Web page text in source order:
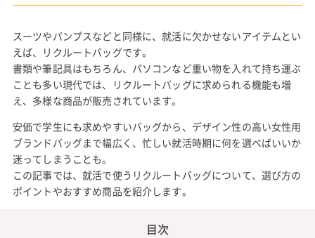
スーツやパンプスなどと同様に、就活に欠かせないアイテムとい
えば、リクルートバッグです。
書類や筆記具はもちろん、パソコンなど重い物を入れて持ち運ぶ
ことも多い現代では、リクルートバッグに求められる機能も増
え、多様な商品が販売されています。
安価で学生にも求めやすいバッグから、デザイン性の高い女性用
ブランドバッグまで幅広く、忙しい就活時期に何を選べばいいか
迷ってしまうことも。
この記事では、就活で使うリクルートバッグについて、選び方の
ポイントやおすすめ商品を紹介します。
目次